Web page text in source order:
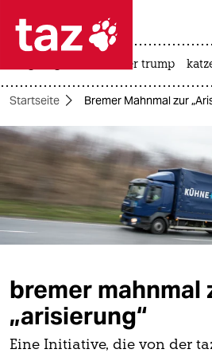
 taz zahl ich
taz zahl ich
themen
politik
öko
kultur
sport
usa unter trump
Startseite Bremer Mahnmal zur
bremer mahnmal
„arisierung“
Eine Initiative, die von der